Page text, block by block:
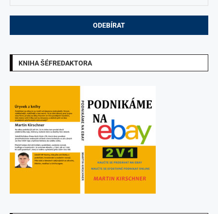
KNIHA ŠÉFREDAKTORA